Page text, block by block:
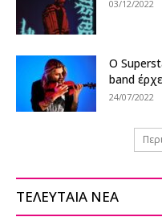
03/12/2022
Ο
band
24/07/2022
ΤΕΛΕΥΤΑΙΑ ΝΕΑ